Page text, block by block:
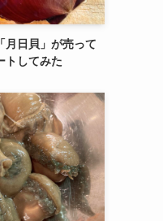
月日貝」が売って
トしてみた